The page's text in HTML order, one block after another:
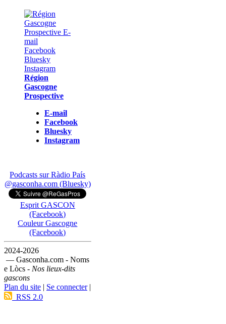
Région
Gascogne
Prospective
E-mail
Facebook
Bluesky
Instagram
Podcasts sur Ràdio País
@gasconha.com (Bluesky)
Esprit GASCON
(Facebook)
Couleur Gascogne
(Facebook)
2024-2026
— Gasconha.com - Noms
e Lòcs - Nos lieux-dits
gascons
Plan du site | Se connecter|
RSS 2.0